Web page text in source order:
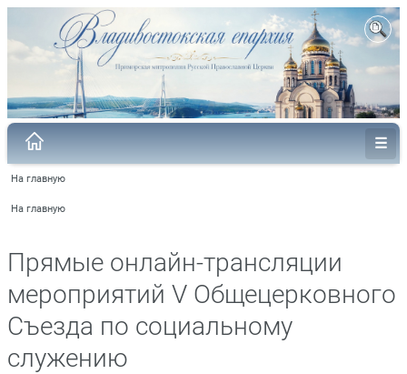
На главную
На главную
Прямые онлайн-трансляции
мероприятий V Общецерковного
Съезда по социальному
служению